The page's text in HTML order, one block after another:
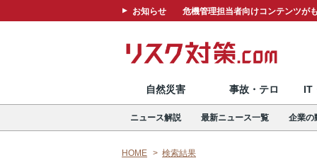
お知らせ 危機管理担当者向けコンテンツが
自然災害 事故・テロ IT
ニュース解説 最新ニュース一覧 企業の
HOME 検索結果